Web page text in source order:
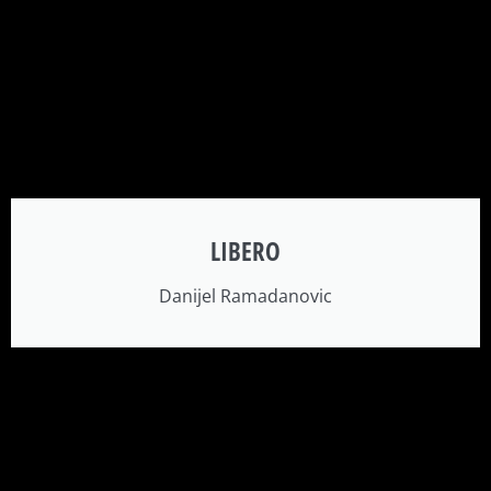
LIBERO
Danijel Ramadanovic